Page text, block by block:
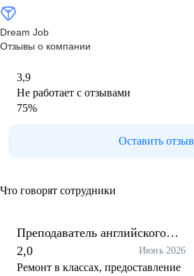
Dream Job
Отзывы о компании
3,9
Не работает с отзывами
75%
Оставить отзыв
Что говорят сотрудники
Преподаватель английского
языка
2,0 Июнь 2026
Ремонт в классах, предоставление